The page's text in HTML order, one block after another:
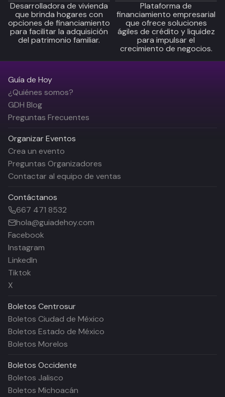
Desarrolladora de vivienda
que brinda hogares con
opciones de financiamiento
para facilitar la adquisición
del patrimonio familiar.
Plataforma de
financiamiento empresarial
que ofrece soluciones
ágiles de crédito y liquidez
para impulsar el
crecimiento de negocios.
Guía de Hoy
¿Quiénes somos?
GDH Blog
Preguntas Frecuentes
Organizar Eventos
Crea un evento
Preguntas Organizadores
Contactar al equipo de ventas
Contáctanos
667 471 8532
hola@guiadehoy.com
Facebook
Instagram
LinkedIn
Tiktok
X
Boletos Centrosur
Boletos Ciudad de México
Boletos Estado de México
Boletos Morelos
Boletos Occidente
Boletos Jalisco
Boletos Michoacán